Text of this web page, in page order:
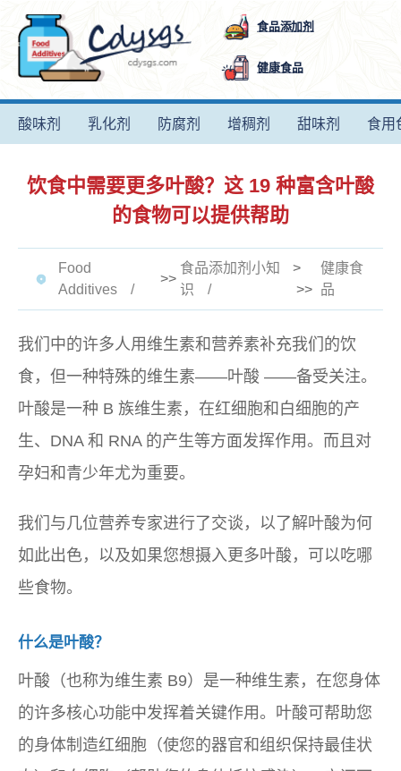
食品添加剂
健康食品
酸味剂 乳化剂 防腐剂 增稠剂 甜味剂 食用
饮食中需要更多叶酸？这 19 种富含叶酸
的食物可以提供帮助
Food
Additives
>>
食品添加剂小知
识
>
>>
健康食
品
我们中的许多人用维生素和营养素补充我们的饮
食，但一种特殊的维生素——叶酸 ——备受关注。
叶酸是一种 B 族维生素，在红细胞和白细胞的产
生、DNA 和 RNA 的产生等方面发挥作用。而且对
孕妇和青少年尤为重要。
我们与几位营养专家进行了交谈，以了解叶酸为何
如此出色，以及如果您想摄入更多叶酸，可以吃哪
些食物。
什么是叶酸？
叶酸（也称为维生素 B9）是一种维生素，在您身体
的许多核心功能中发挥着关键作用。叶酸可帮助您
的身体制造红细胞（使您的器官和组织保持最佳状